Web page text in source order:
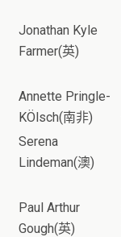
Jonathan Kyle
Farmer(英)
Annette Pringle-
KÖlsch(南非)
Serena
Lindeman(澳)
Paul Arthur
Gough(英)